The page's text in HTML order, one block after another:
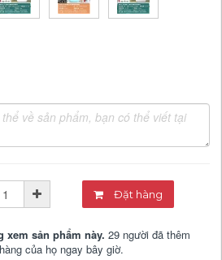
Đặt hàng
xem sản phẩm này. 29 người đã thêm
của họ ngay bây giờ.